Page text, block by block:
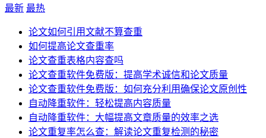
最新 最热
论文如何引用文献不算查重
如何提高论文查重率
论文查重表格内容查吗
论文查重软件免费版：提高学术诚信和论文质量
论文查重软件免费版：如何充分利用确保论文原创性
自动降重软件：轻松提高内容质量
自动降重软件：大幅提高文章质量的效率之选
论文重复率怎么查：解读论文重复检测的秘密